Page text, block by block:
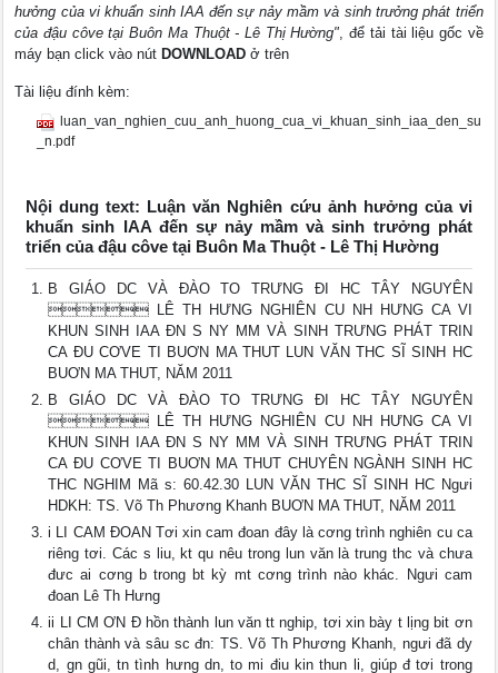
hưởng của vi khuẩn sinh IAA đến sự nảy mầm và sinh trưởng phát triển
của đậu côve tại Buôn Ma Thuột - Lê Thị Hường", để tải tài liệu gốc về
máy bạn click vào nút DOWNLOAD ở trên
Tài liệu đính kèm:
luan_van_nghien_cuu_anh_huong_cua_vi_khuan_sinh_iaa_den_su
_n.pdf
Nội dung text: Luận văn Nghiên cứu ảnh hưởng của vi
khuẩn sinh IAA đến sự nảy mầm và sinh trưởng phát
triển của đậu côve tại Buôn Ma Thuột - Lê Thị Hường
B GIÁO DC VÀ ĐÀO TO TRƯNG ĐI HC TÂY NGUYÊN
 LÊ TH HƯNG NGHIÊN CU NH HƯNG CA VI
KHUN SINH IAA ĐN S NY MM VÀ SINH TRƯNG PHÁT TRIN
CA ĐU CƠVE TI BUƠN MA THUT LUN VĂN THC SĨ SINH HC
BUƠN MA THUT, NĂM 2011
B GIÁO DC VÀ ĐÀO TO TRƯNG ĐI HC TÂY NGUYÊN
 LÊ TH HƯNG NGHIÊN CU NH HƯNG CA VI
KHUN SINH IAA ĐN S NY MM VÀ SINH TRƯNG PHÁT TRIN
CA ĐU CƠVE TI BUƠN MA THUT CHUYÊN NGÀNH SINH HC
THC NGHIM Mã s: 60.42.30 LUN VĂN THC SĨ SINH HC Ngưi
HDKH: TS. Võ Th Phương Khanh BUƠN MA THUT, NĂM 2011
i LI CAM ĐOAN Tơi xin cam đoan đây là cơng trình nghiên cu ca
riêng tơi. Các s liu, kt qu nêu trong lun văn là trung thc và chưa
đưc ai cơng b trong bt kỳ mt cơng trình nào khác. Ngưi cam
đoan Lê Th Hưng
ii LI CM ƠN Đ hồn thành lun văn tt nghip, tơi xin bày t lịng bit ơn
chân thành và sâu sc đn: TS. Võ Th Phương Khanh, ngưi đã dy
d, gn gũi, tn tình hưng dn, to mi điu kin thun li, giúp đ tơi trong